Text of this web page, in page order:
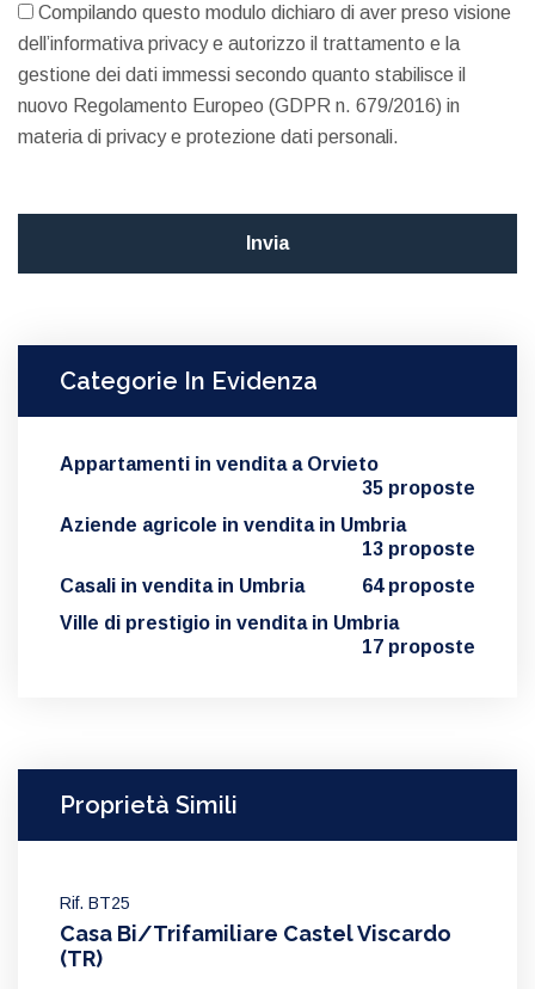
Compilando questo modulo dichiaro di aver preso visione
dell’informativa privacy e autorizzo il trattamento e la
gestione dei dati immessi secondo quanto stabilisce il
nuovo Regolamento Europeo (GDPR n. 679/2016) in
materia di privacy e protezione dati personali.
Categorie In Evidenza
Appartamenti in vendita a Orvieto
35 proposte
Aziende agricole in vendita in Umbria
13 proposte
Casali in vendita in Umbria
64 proposte
Ville di prestigio in vendita in Umbria
17 proposte
Proprietà Simili
Rif. BT25
Casa Bi/Trifamiliare Castel Viscardo
(TR)